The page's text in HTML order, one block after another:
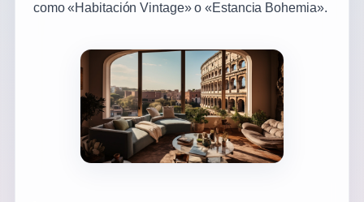
como «Habitación Vintage» o «Estancia Bohemia».